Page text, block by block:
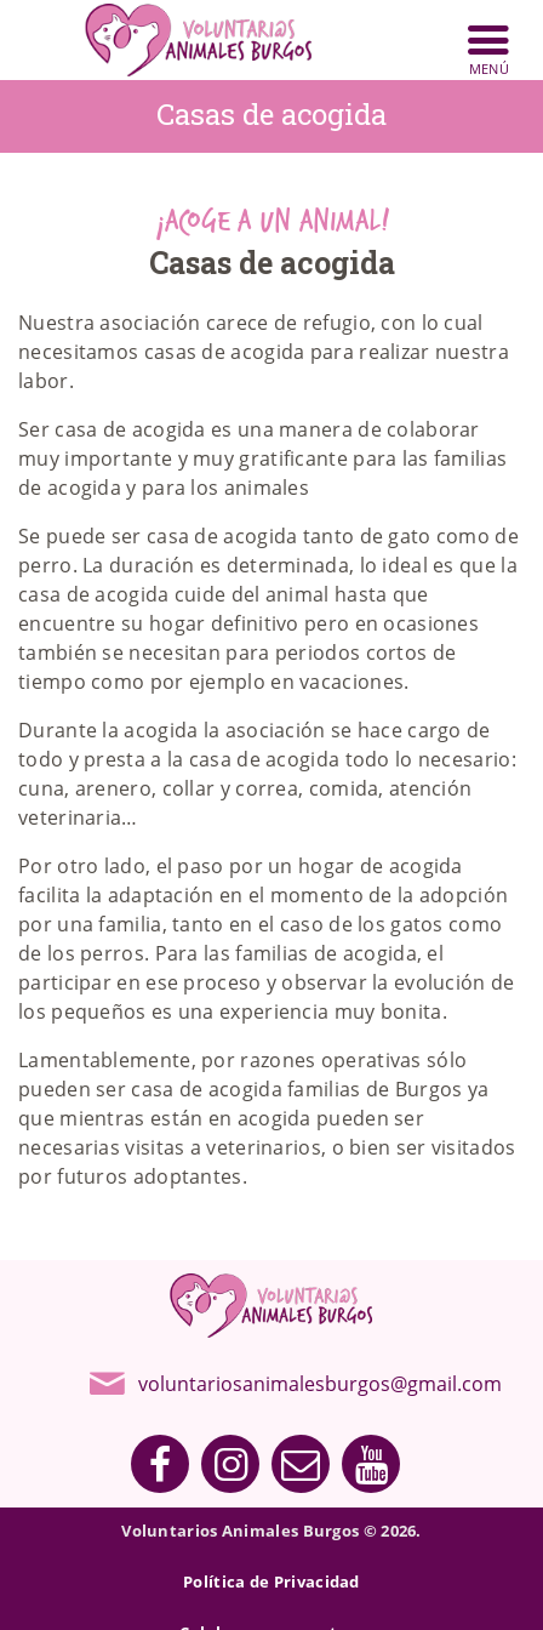
Casas de acogida
ANIMALES
NOTICIAS
ACTIVIDADES
CONTACTO
COLABORA
¡ACOGE A UN ANIMAL!
Casas de acogida
Nuestra asociación carece de refugio, con lo cual
necesitamos casas de acogida para realizar nuestra
labor.
Ser casa de acogida es una manera de colaborar
muy importante y muy gratificante para las familias
de acogida y para los animales
Se puede ser casa de acogida tanto de gato como de
perro. La duración es determinada, lo ideal es que la
casa de acogida cuide del animal hasta que
encuentre su hogar definitivo pero en ocasiones
también se necesitan para periodos cortos de
tiempo como por ejemplo en vacaciones.
Durante la acogida la asociación se hace cargo de
todo y presta a la casa de acogida todo lo necesario:
cuna, arenero, collar y correa, comida, atención
veterinaria…
Por otro lado, el paso por un hogar de acogida
facilita la adaptación en el momento de la adopción
por una familia, tanto en el caso de los gatos como
de los perros. Para las familias de acogida, el
participar en ese proceso y observar la evolución de
los pequeños es una experiencia muy bonita.
Lamentablemente, por razones operativas sólo
pueden ser casa de acogida familias de Burgos ya
que mientras están en acogida pueden ser
necesarias visitas a veterinarios, o bien ser visitados
por futuros adoptantes.
voluntariosanimalesburgos@gmail.com
Voluntarios Animales Burgos © 2026.
Política de Privacidad